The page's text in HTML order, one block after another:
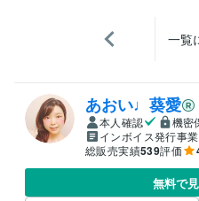
一覧
あおい♩葵愛
本人確認
機密
インボイス発行事
総販売実績539評価
無料で